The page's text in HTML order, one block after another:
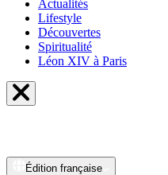
Actualités
Lifestyle
Découvertes
Spiritualité
Léon XIV à Paris
Édition française